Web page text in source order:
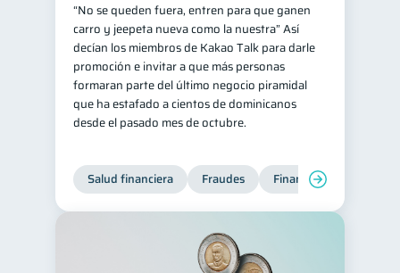
“No se queden fuera, entren para que ganen
carro y jeepeta nueva como la nuestra” Así
decían los miembros de Kakao Talk para darle
promoción e invitar a que más personas
formaran parte del último negocio piramidal
que ha estafado a cientos de dominicanos
desde el pasado mes de octubre.
Salud financiera Fraudes Finanzas personales